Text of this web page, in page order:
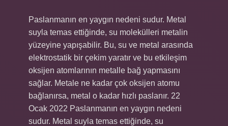
Paslanmanın en yaygın nedeni sudur. Metal
suyla temas ettiğinde, su molekülleri metalin
yüzeyine yapışabilir. Bu, su ve metal arasında
elektrostatik bir çekim yaratır ve bu etkileşim
oksijen atomlarının metalle bağ yapmasını
sağlar. Metale ne kadar çok oksijen atomu
bağlanırsa, metal o kadar hızlı paslanır. 22
Ocak 2022 Paslanmanın en yaygın nedeni
sudur. Metal suyla temas ettiğinde, su